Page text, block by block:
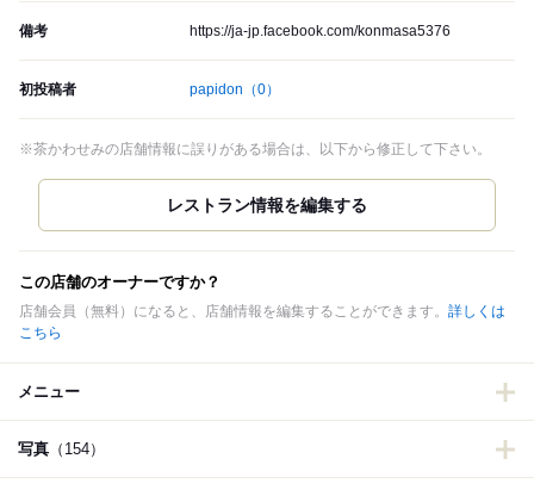
備考 https://ja-jp.facebook.com/konmasa5376
初投稿者 papidon （0）
※茶かわせみの店舗情報に誤りがある場合は、以下から修正して下さい。
この店舗のオーナーですか？
店舗会員（無料）になると、店舗情報を編集することができます。 詳しくは
こちら
メニュー
写真 （154）